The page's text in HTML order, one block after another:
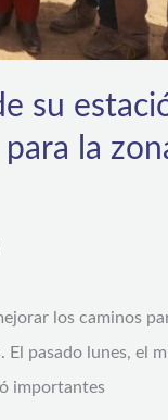
su
la
los caminos
pasado lunes, el
importantes